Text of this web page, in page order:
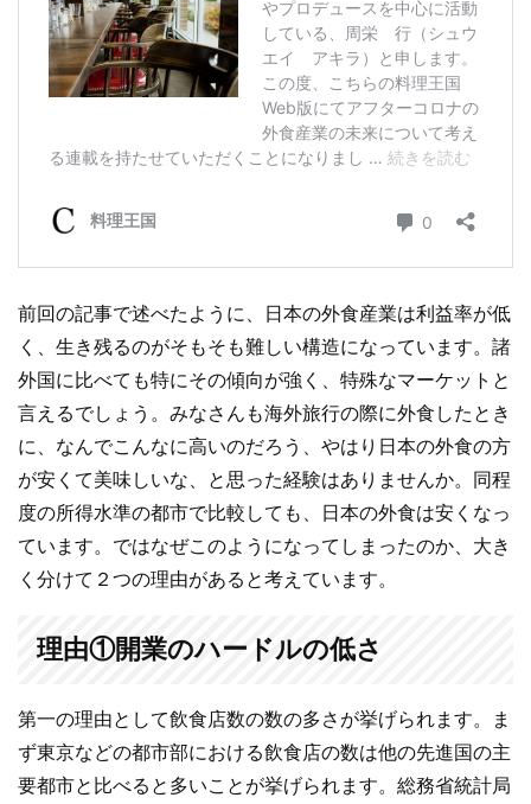
前回の記事で述べたように、日本の外食産業は利益率が低
く、生き残るのがそもそも難しい構造になっています。諸
外国に比べても特にその傾向が強く、特殊なマーケットと
言えるでしょう。みなさんも海外旅行の際に外食したとき
に、なんでこんなに高いのだろう、やはり日本の外食の方
が安くて美味しいな、と思った経験はありませんか。同程
度の所得水準の都市で比較しても、日本の外食は安くなっ
ています。ではなぜこのようになってしまったのか、大き
く分けて２つの理由があると考えています。
理由①開業のハードルの低さ
第一の理由として飲食店数の数の多さが挙げられます。ま
ず東京などの都市部における飲食店の数は他の先進国の主
要都市と比べると多いことが挙げられます。総務省統計局